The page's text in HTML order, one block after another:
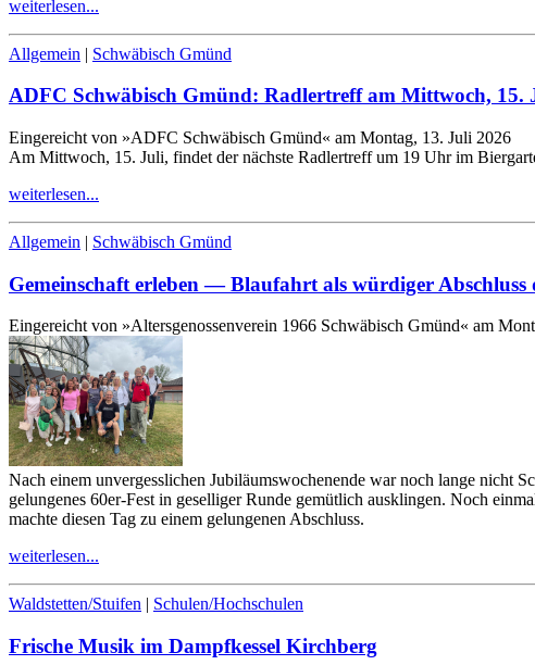
weiterlesen...
Allgemein | Schwäbisch Gmünd
ADFC Schwäbisch Gmünd: Radlertreff am Mittwoch, 15.
Eingereicht von »ADFC Schwäbisch Gmünd« am Montag, 13. Juli 2026
Am Mittwoch, 15. Juli, findet der nächste Radlertreff um 19 Uhr im
weiterlesen...
Allgemein | Schwäbisch Gmünd
Gemeinschaft erleben — Blaufahrt als würdiger Abschluss
Eingereicht von »Altersgenossenverein 1966 Schwäbisch Gmünd« am
Nach einem unvergesslichen Jubiläumswochenende war noch lange nicht
gelungenes 60er-​Fest in geselliger Runde gemütlich ausklingen. Noch
machte diesen Tag zu einem gelungenen Abschluss.
weiterlesen...
Waldstetten/Stuifen | Schulen/Hochschulen
Frische Musik im Dampfkessel Kirchberg